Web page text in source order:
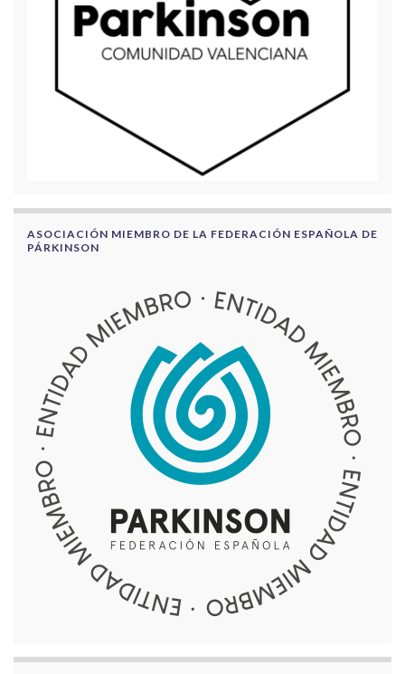
ASOCIACIÓN MIEMBRO DE LA FEDERACIÓN ESPAÑOLA DE
PÁRKINSON